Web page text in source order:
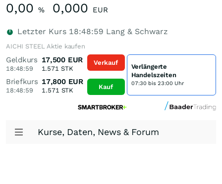
0,00 % 0,000 EUR
Letzter Kurs 18:48:59 Lang & Schwarz
AICHI STEEL Aktie kaufen
Geldkurs
18:48:59
17,500 EUR
1.571 STK
Briefkurs
18:48:59
17,800 EUR
1.571 STK
Verkauf
Kauf
Verlängerte
Handelszeiten
07:30 bis 23:00 Uhr
Kurse, Daten, News & Forum